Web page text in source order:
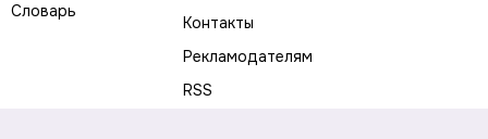
Словарь
Контакты
Рекламодателям
RSS